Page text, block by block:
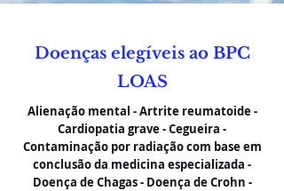
Doenças elegíveis ao BPC
LOAS
Alienação mental - Artrite reumatoide -
Cardiopatia grave - Cegueira -
Contaminação por radiação com base em
conclusão da medicina especializada -
Doença de Chagas - Doença de Crohn -